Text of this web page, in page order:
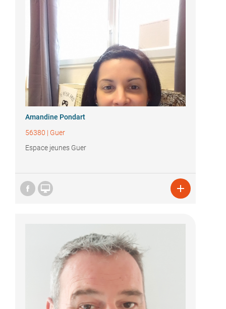
Amandine Pondart
56380 | Guer
Espace jeunes Guer
 